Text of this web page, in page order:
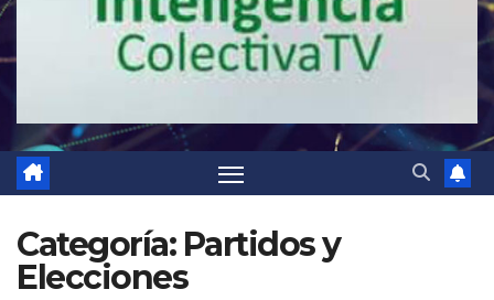
Categoría: Partidos y
Elecciones